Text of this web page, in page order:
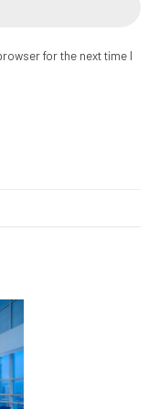
for the next time I